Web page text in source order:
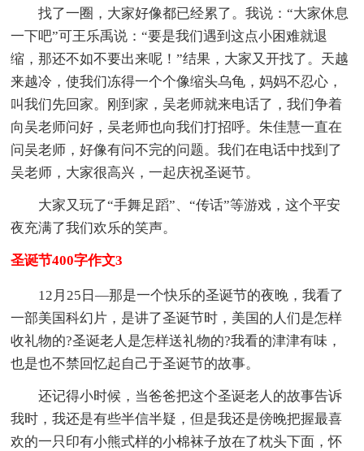
找了一圈，大家好像都已经累了。我说：“大家休息
一下吧”可王乐禹说：“要是我们遇到这点小困难就退
缩，那还不如不要出来呢！”结果，大家又开找了。天越
来越冷，使我们冻得一个个像缩头乌龟，妈妈不忍心，
叫我们先回家。刚到家，吴老师就来电话了，我们争着
向吴老师问好，吴老师也向我们打招呼。朱佳慧一直在
问吴老师，好像有问不完的问题。我们在电话中找到了
吴老师，大家很高兴，一起庆祝圣诞节。
大家又玩了“手舞足蹈”、“传话”等游戏，这个平安
夜充满了我们欢乐的笑声。
圣诞节400字作文3
12月25日—那是一个快乐的圣诞节的夜晚，我看了
一部美国科幻片，是讲了圣诞节时，美国的人们是怎样
收礼物的?圣诞老人是怎样送礼物的?我看的津津有味，
也是也不禁回忆起自己于圣诞节的故事。
还记得小时候，当爸爸把这个圣诞老人的故事告诉
我时，我还是有些半信半疑，但是我还是傍晚把握最喜
欢的一只印有小熊式样的小棉袜子放在了枕头下面，怀